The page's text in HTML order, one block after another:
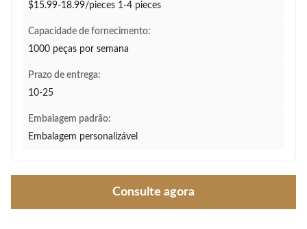
$15.99-18.99/pieces 1-4 pieces
Capacidade de fornecimento:
1000 peças por semana
Prazo de entrega:
10-25
Embalagem padrão:
Embalagem personalizável
Consulte agora